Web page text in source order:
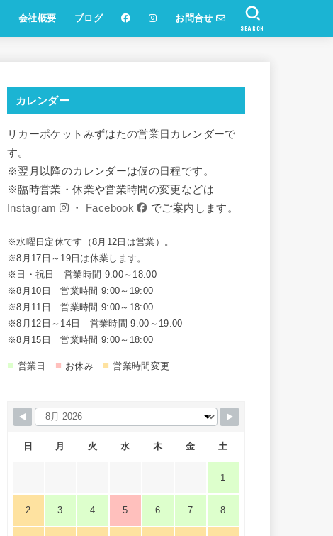
会社概要 ブログ お問合せ
SEARCH
カレンダー
リカーポケットみずはたの営業日カレンダーで
す。
※翌月以降のカレンダーは仮の日程です。
※臨時営業・休業や営業時間の変更などは
Instagram
・ Facebook でご案内します。
※水曜日定休です（8月12日は営業）。
※8月17日～19日は休業します。
※日・祝日 営業時間 9:00～18:00
※8月10日 営業時間 9:00～19:00
※8月11日 営業時間 9:00～18:00
※8月12日～14日 営業時間 9:00～19:00
※8月15日 営業時間 9:00～18:00
■ 営業日 ■ お休み ■ 営業時間変更
日 月 火 水 木 金 土
1
2 3 4 5 6 7 8